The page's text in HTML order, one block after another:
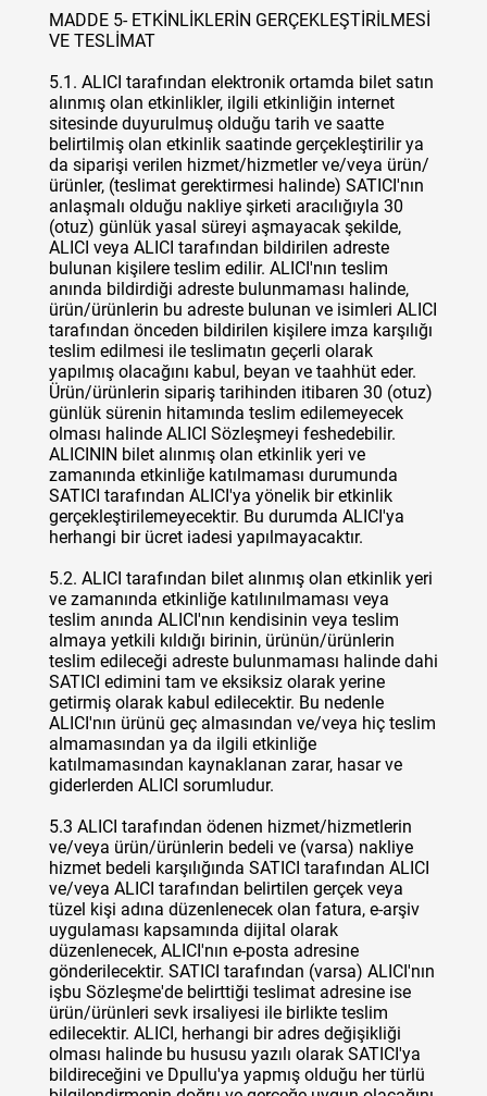
MADDE 5- ETKİNLİKLERİN GERÇEKLEŞTİRİLMESİ
VE TESLİMAT
5.1. ALICI tarafından elektronik ortamda bilet satın
alınmış olan etkinlikler, ilgili etkinliğin internet
sitesinde duyurulmuş olduğu tarih ve saatte
belirtilmiş olan etkinlik saatinde gerçekleştirilir ya
da siparişi verilen hizmet/hizmetler ve/veya ürün/
ürünler, (teslimat gerektirmesi halinde) SATICI'nın
anlaşmalı olduğu nakliye şirketi aracılığıyla 30
(otuz) günlük yasal süreyi aşmayacak şekilde,
ALICI veya ALICI tarafından bildirilen adreste
bulunan kişilere teslim edilir. ALICI'nın teslim
anında bildirdiği adreste bulunmaması halinde,
ürün/ürünlerin bu adreste bulunan ve isimleri ALICI
tarafından önceden bildirilen kişilere imza karşılığı
teslim edilmesi ile teslimatın geçerli olarak
yapılmış olacağını kabul, beyan ve taahhüt eder.
Ürün/ürünlerin sipariş tarihinden itibaren 30 (otuz)
günlük sürenin hitamında teslim edilemeyecek
olması halinde ALICI Sözleşmeyi feshedebilir.
ALICININ bilet alınmış olan etkinlik yeri ve
zamanında etkinliğe katılmaması durumunda
SATICI tarafından ALICI'ya yönelik bir etkinlik
gerçekleştirilemeyecektir. Bu durumda ALICI'ya
herhangi bir ücret iadesi yapılmayacaktır.
5.2. ALICI tarafından bilet alınmış olan etkinlik yeri
ve zamanında etkinliğe katılınılmaması veya
teslim anında ALICI'nın kendisinin veya teslim
almaya yetkili kıldığı birinin, ürünün/ürünlerin
teslim edileceği adreste bulunmaması halinde dahi
SATICI edimini tam ve eksiksiz olarak yerine
getirmiş olarak kabul edilecektir. Bu nedenle
ALICI'nın ürünü geç almasından ve/veya hiç teslim
almamasından ya da ilgili etkinliğe
katılmamasından kaynaklanan zarar, hasar ve
giderlerden ALICI sorumludur.
5.3 ALICI tarafından ödenen hizmet/hizmetlerin
ve/veya ürün/ürünlerin bedeli ve (varsa) nakliye
hizmet bedeli karşılığında SATICI tarafından ALICI
ve/veya ALICI tarafından belirtilen gerçek veya
tüzel kişi adına düzenlenecek olan fatura, e-arşiv
uygulaması kapsamında dijital olarak
düzenlenecek, ALICI'nın e-posta adresine
gönderilecektir. SATICI tarafından (varsa) ALICI'nın
işbu Sözleşme'de belirttiği teslimat adresine ise
ürün/ürünleri sevk irsaliyesi ile birlikte teslim
edilecektir. ALICI, herhangi bir adres değişikliği
olması halinde bu hususu yazılı olarak SATICI'ya
bildireceğini ve Dpullu'ya yapmış olduğu her türlü